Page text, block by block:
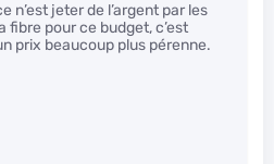
n’est jeter de l’argent par les
pour ce budget, c’est
prix beaucoup plus pérenne.